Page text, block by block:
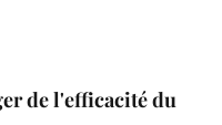
de l'efficacité du